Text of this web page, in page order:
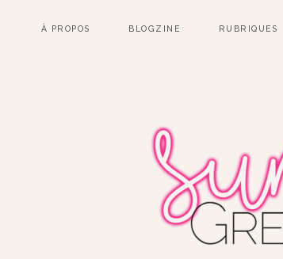
À PROPOS BLOGZINE RUBRIQUES